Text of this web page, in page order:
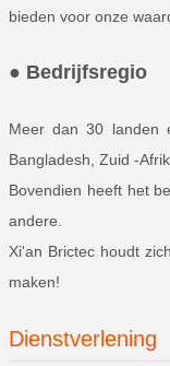
bieden voor onze
● Bedrijfsregio
Meer dan 30 landen
Bangladesh, Zuid -
Bovendien heeft het
andere.
Xi'an Brictec houdt
maken!
Dienstverlening